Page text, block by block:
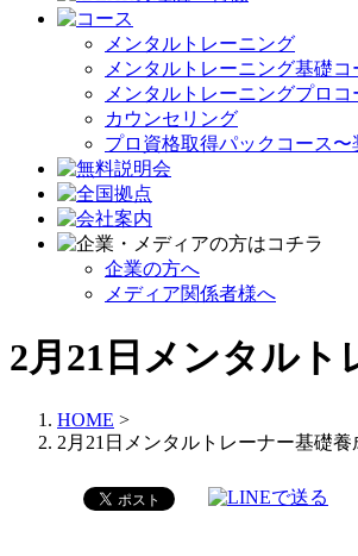
メンタルトレーニング
メンタルトレーニング基礎コ
メンタルトレーニングプロコ
カウンセリング
プロ資格取得パックコース
企業の方へ
メディア関係者様へ
2月21日メンタル
HOME >
2月21日メンタルトレーナー基礎